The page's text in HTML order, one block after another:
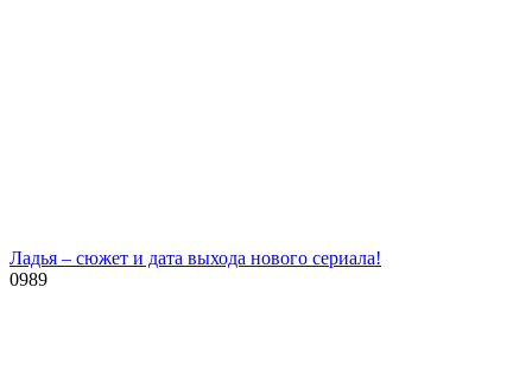
Ладья – сюжет и дата выхода нового сериала!
0989